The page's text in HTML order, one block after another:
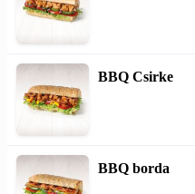
BBQ Csirke
BBQ borda